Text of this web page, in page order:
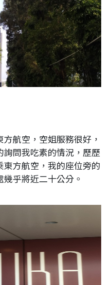
航空，空姐服務很好，
問我吃素的情況，歷歷
方航空，我的座位旁的
乎將近二十公分。